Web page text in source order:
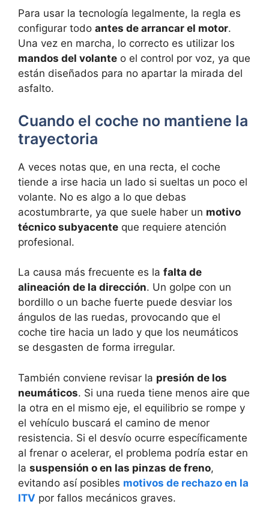
Para usar la tecnología legalmente, la regla es
configurar todo antes de arrancar el motor.
Una vez en marcha, lo correcto es utilizar los
mandos del volante o el control por voz, ya que
están diseñados para no apartar la mirada del
asfalto.
Cuando el coche no mantiene la
trayectoria
A veces notas que, en una recta, el coche
tiende a irse hacia un lado si sueltas un poco el
volante. No es algo a lo que debas
acostumbrarte, ya que suele haber un motivo
técnico subyacente que requiere atención
profesional.
La causa más frecuente es la falta de
alineación de la dirección. Un golpe con un
bordillo o un bache fuerte puede desviar los
ángulos de las ruedas, provocando que el
coche tire hacia un lado y que los neumáticos
se desgasten de forma irregular.
También conviene revisar la presión de los
neumáticos. Si una rueda tiene menos aire que
la otra en el mismo eje, el equilibrio se rompe y
el vehículo buscará el camino de menor
resistencia. Si el desvío ocurre específicamente
al frenar o acelerar, el problema podría estar en
la suspensión o en las pinzas de freno,
evitando así posibles motivos de rechazo en la
ITV por fallos mecánicos graves.